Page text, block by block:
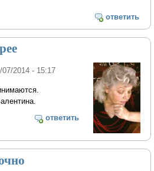
ответить
07/2014 - 15:17
ответить